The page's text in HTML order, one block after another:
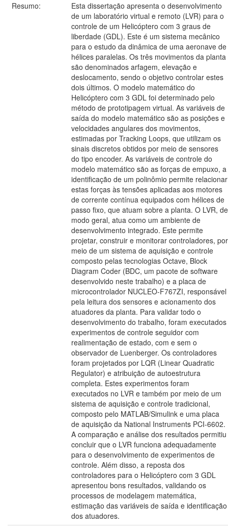
Resumo:
Esta dissertação apresenta o desenvolvimento
de um laboratório virtual e remoto (LVR) para o
controle de um Helicóptero com 3 graus de
liberdade (GDL). Este é um sistema mecânico
para o estudo da dinâmica de uma aeronave de
hélices paralelas. Os três movimentos da planta
são denominados arfagem, elevação e
deslocamento, sendo o objetivo controlar estes
dois últimos. O modelo matemático do
Helicóptero com 3 GDL foi determinado pelo
método de prototipagem virtual. As variáveis de
saída do modelo matemático são as posições e
velocidades angulares dos movimentos,
estimadas por Tracking Loops, que utilizam os
sinais discretos obtidos por meio de sensores
do tipo encoder. As variáveis de controle do
modelo matemático são as forças de empuxo, a
identificação de um polinômio permite relacionar
estas forças às tensões aplicadas aos motores
de corrente contínua equipados com hélices de
passo fixo, que atuam sobre a planta. O LVR, de
modo geral, atua como um ambiente de
desenvolvimento integrado. Este permite
projetar, construir e monitorar controladores, por
meio de um sistema de aquisição e controle
composto pelas tecnologias Octave, Block
Diagram Coder (BDC, um pacote de software
desenvolvido neste trabalho) e a placa de
microcontrolador NUCLEO-F767ZI, responsável
pela leitura dos sensores e acionamento dos
atuadores da planta. Para validar todo o
desenvolvimento do trabalho, foram executados
experimentos de controle seguidor com
realimentação de estado, com e sem o
observador de Luenberger. Os controladores
foram projetados por LQR (Linear Quadratic
Regulator) e atribuição de autoestrutura
completa. Estes experimentos foram
executados no LVR e também por meio de um
sistema de aquisição e controle tradicional,
composto pelo MATLAB/Simulink e uma placa
de aquisição da National Instruments PCI-6602.
A comparação e análise dos resultados permitiu
concluir que o LVR funciona adequadamente
para o desenvolvimento de experimentos de
controle. Além disso, a reposta dos
controladores para o Helicóptero com 3 GDL
apresentou bons resultados, validando os
processos de modelagem matemática,
estimação das variáveis de saída e identificação
dos atuadores.